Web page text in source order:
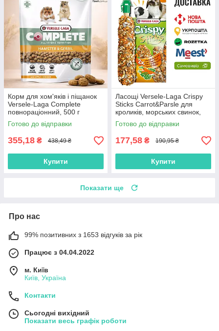
Корм для хом'яків і піщанок
Versele-Laga Complete
повнораціонний, 500 г
Готово до відправки
355,18 ₴ 438,49 ₴
Купити
Ласощі Versele-Laga Crispy
Sticks Carrot&Parsle для
кроликів, морських свинок,
110г
Готово до відправки
177,58 ₴ 190,95 ₴
Купити
Показати ще
Про нас
99% позитивних з 1653 відгуків за рік
Працює з 04.04.2022
м. Київ
Київ, Україна
Контакти
Сьогодні вихідний
Показати весь графік роботи